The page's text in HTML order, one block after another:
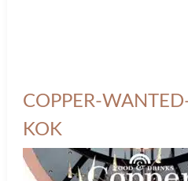
COPPER-
KOK